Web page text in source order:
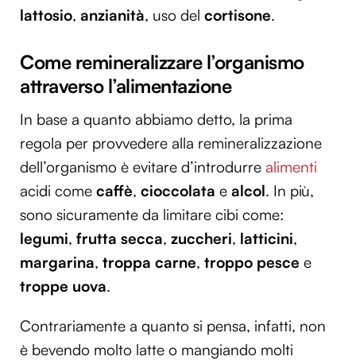
lattosio, anzianità, uso del cortisone.
Come remineralizzare l’organismo
attraverso l’alimentazione
In base a quanto abbiamo detto, la prima
regola per provvedere alla remineralizzazione
dell’organismo è evitare d’introdurre alimenti
acidi come caffè, cioccolata e alcol. In più,
sono sicuramente da limitare cibi come:
legumi, frutta secca, zuccheri, latticini,
margarina, troppa carne, troppo pesce e
troppe uova.
Contrariamente a quanto si pensa, infatti, non
è bevendo molto latte o mangiando molti